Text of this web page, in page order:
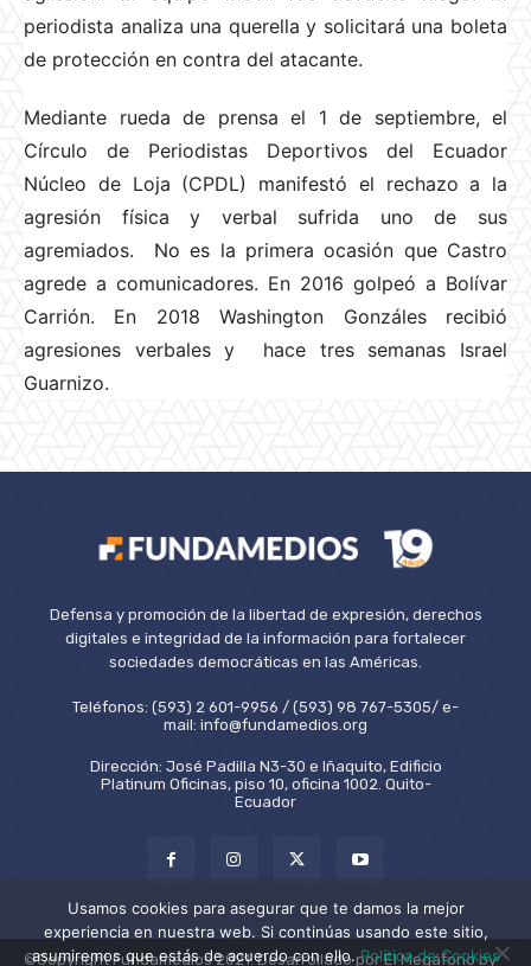
periodista analiza una querella y solicitará una boleta
de protección en contra del atacante.
Mediante rueda de prensa el 1 de septiembre, el
Círculo de Periodistas Deportivos del Ecuador
Núcleo de Loja (CPDL) manifestó el rechazo a la
agresión física y verbal sufrida uno de sus
agremiados.
No es la primera ocasión que Castro
agrede a comunicadores. En 2016 golpeó a Bolívar
Carrión. En 2018 Washington Gonzáles recibió
agresiones verbales y hace tres semanas Israel
Guarnizo.
Defensa y promoción de la libertad de expresión, derechos
digitales e integridad de la información para fortalecer
sociedades democráticas en las Américas.
Teléfonos: (593) 2 601-9956 / (593) 98 767-5305/ e-
mail: info@fundamedios.org
Dirección: José Padilla N3-30 e Iñaquito, Edificio
Platinum Oficinas, piso 10, oficina 1002. Quito-
Ecuador
©Copyright Fundamedios 2021. Desarrollado por El Megáfono by
Usamos cookies para asegurar que te damos la mejor
experiencia en nuestra web. Si continúas usando este sitio,
asumiremos que estás de acuerdo con ello.Política de Cookies